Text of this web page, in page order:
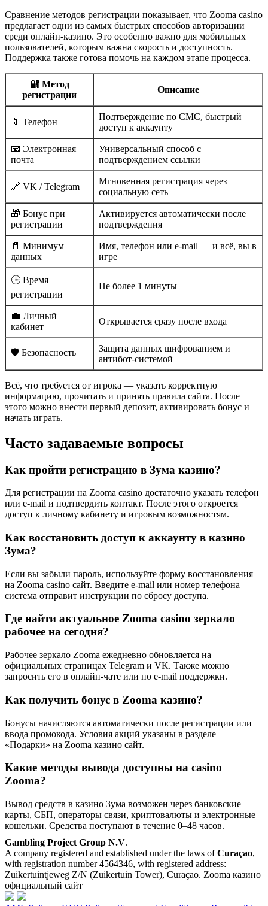
Сравнение методов регистрации показывает, что Zooma casino
предлагает одни из самых быстрых способов авторизации
среди онлайн-казино. Это особенно важно для мобильных
пользователей, которым важна скорость и доступность.
Поддержка также готова помочь на каждом этапе процесса.
🔐 Метод
регистрации
Описание
📱 Телефон
Подтверждение по СМС, быстрый
доступ к аккаунту
📧 Электронная
почта
Универсальный способ с
подтверждением ссылки
🔗 VK / Telegram
Мгновенная регистрация через
социальную сеть
🎁 Бонус при
регистрации
Активируется автоматически после
подтверждения
📄 Минимум
данных
Имя, телефон или e-mail — и всё, вы в
игре
🕒 Время
регистрации
Не более 1 минуты
💼 Личный
кабинет
Открывается сразу после входа
🛡️ Безопасность
Защита данных шифрованием и
антибот-системой
Всё, что требуется от игрока — указать корректную
информацию, прочитать и принять правила сайта. После
этого можно внести первый депозит, активировать бонус и
начать играть.
Часто задаваемые вопросы
Как пройти регистрацию в Зума казино?
Для регистрации на Zooma casino достаточно указать телефон
или e-mail и подтвердить контакт. После этого откроется
доступ к личному кабинету и игровым возможностям.
Как восстановить доступ к аккаунту в казино
Зума?
Если вы забыли пароль, используйте форму восстановления
на Zooma casino сайт. Введите e-mail или номер телефона —
система отправит инструкции по сбросу доступа.
Где найти актуальное Zooma casino зеркало
рабочее на сегодня?
Рабочее зеркало Zooma ежедневно обновляется на
официальных страницах Telegram и VK. Также можно
запросить его в онлайн-чате или по e-mail поддержки.
Как получить бонус в Zooma казино?
Бонусы начисляются автоматически после регистрации или
ввода промокода. Условия акций указаны в разделе
«Подарки» на Zooma казино сайт.
Какие методы вывода доступны на casino
Zooma?
Вывод средств в казино Зума возможен через банковские
карты, СБП, операторы связи, криптовалюты и электронные
кошельки. Средства поступают в течение 0–48 часов.
Gambling Project Group N.V.
A company registered and established under the laws ofCuraçao,
with registration number 4564346, with registered address:
Zuikertuintjeweg Z/N (Zuikertuin Tower), Curaçao. Zooma казино
официальный сайт